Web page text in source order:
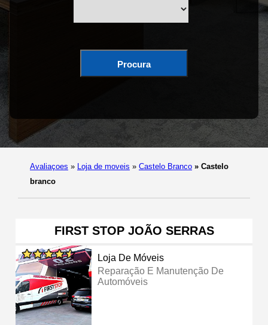
Procura
Avaliaçoes » Loja de moveis » Castelo Branco » Castelo
branco
FIRST STOP JOÃO SERRAS
Loja De Móveis
Reparação E Manutenção De
Automóveis